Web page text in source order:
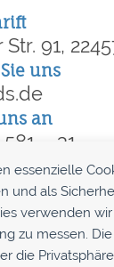
essenzielle
und als
verwenden
zu messen.
die
91,
uns
an
– 31
LinkedIn